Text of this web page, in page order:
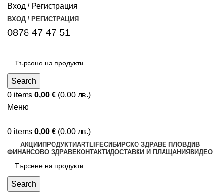
Вход / Регистрация
ВХОД / РЕГИСТРАЦИЯ
0878 47 47 51
Search
0 items 0,00 € (0.00 лв.)
Меню
0 items 0,00 € (0.00 лв.)
АКЦИИ ПРОДУКТИARTLIFEСИБИРСКО ЗДРАВЕ ПЛОВДИВ
ФИНАНСОВО ЗДРАВЕКОНТАКТИДОСТАВКИ И ПЛАЩАНИЯ ВИДЕО
Search